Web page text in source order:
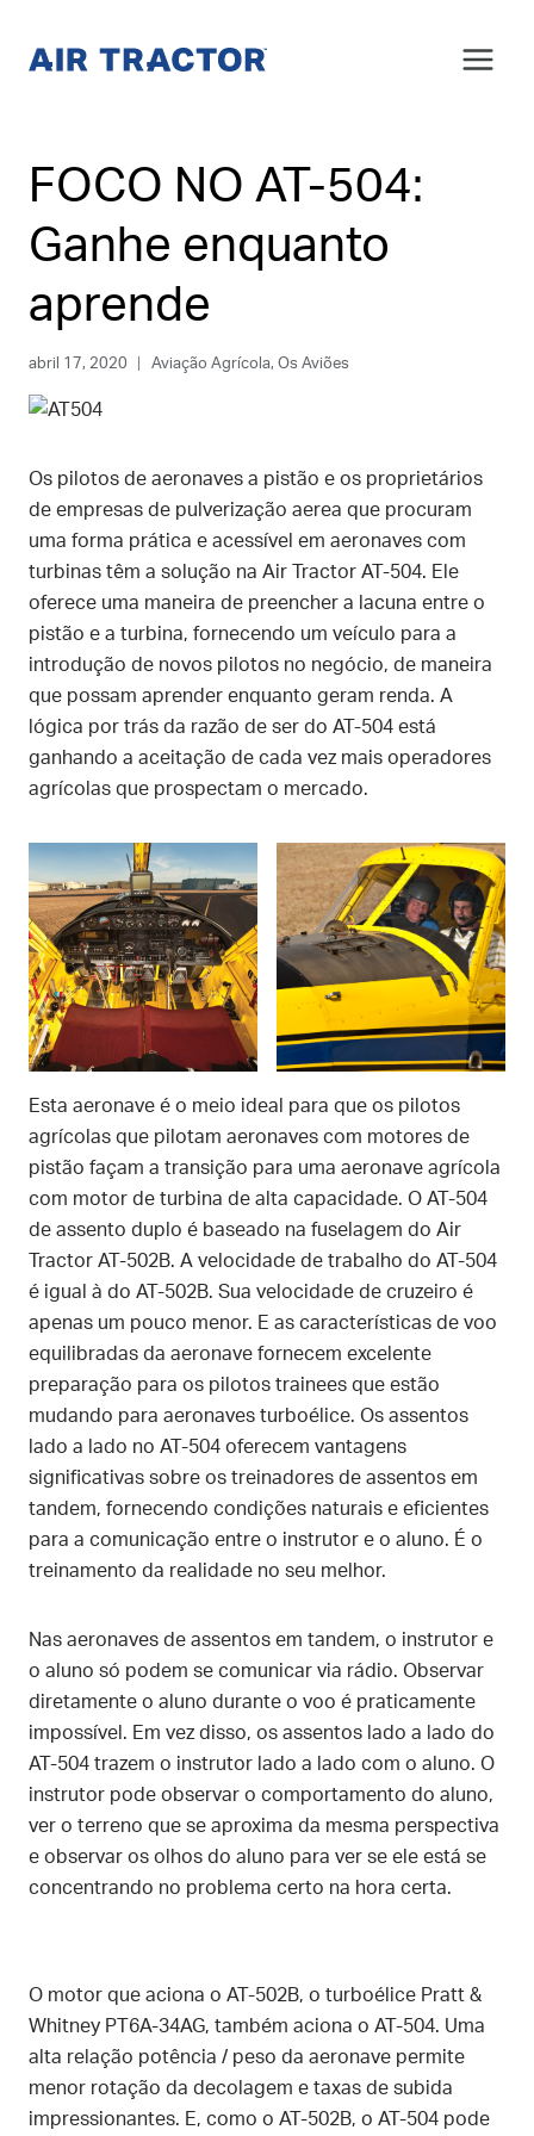
content
FOCO NO AT-504:
Ganhe enquanto
aprende
abril 17, 2020 Aviação Agrícola, Os Aviões
Os pilotos de aeronaves a pistão e os proprietários
de empresas de pulverização aerea que procuram
uma forma prática e acessível em aeronaves com
turbinas têm a solução na Air Tractor AT-504. Ele
oferece uma maneira de preencher a lacuna entre o
pistão e a turbina, fornecendo um veículo para a
introdução de novos pilotos no negócio, de maneira
que possam aprender enquanto geram renda. A
lógica por trás da razão de ser do AT-504 está
ganhando a aceitação de cada vez mais operadores
agrícolas que prospectam o mercado.
Esta aeronave é o meio ideal para que os pilotos
agrícolas que pilotam aeronaves com motores de
pistão façam a transição para uma aeronave agrícola
com motor de turbina de alta capacidade. O AT-504
de assento duplo é baseado na fuselagem do Air
Tractor AT-502B. A velocidade de trabalho do AT-504
é igual à do AT-502B. Sua velocidade de cruzeiro é
apenas um pouco menor. E as características de voo
equilibradas da aeronave fornecem excelente
preparação para os pilotos trainees que estão
mudando para aeronaves turboélice. Os assentos
lado a lado no AT-504 oferecem vantagens
significativas sobre os treinadores de assentos em
tandem, fornecendo condições naturais e eficientes
para a comunicação entre o instrutor e o aluno. É o
treinamento da realidade no seu melhor.
Nas aeronaves de assentos em tandem, o instrutor e
o aluno só podem se comunicar via rádio. Observar
diretamente o aluno durante o voo é praticamente
impossível. Em vez disso, os assentos lado a lado do
AT-504 trazem o instrutor lado a lado com o aluno. O
instrutor pode observar o comportamento do aluno,
ver o terreno que se aproxima da mesma perspectiva
e observar os olhos do aluno para ver se ele está se
concentrando no problema certo na hora certa.
O motor que aciona o AT-502B, o turboélice Pratt &
Whitney PT6A-34AG, também aciona o AT-504. Uma
alta relação potência / peso da aeronave permite
menor rotação da decolagem e taxas de subida
impressionantes. E, como o AT-502B, o AT-504 pode